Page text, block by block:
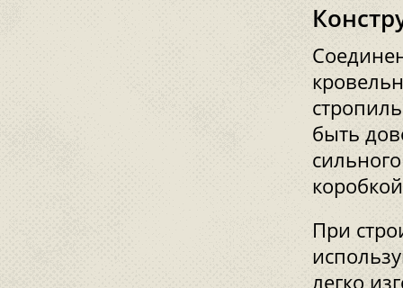
быть
При
легко